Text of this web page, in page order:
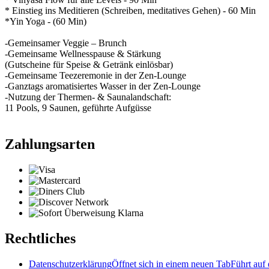
* Einstieg ins Meditieren (Schreiben, meditatives Gehen) - 60 Min
*Yin Yoga - (60 Min)
-Gemeinsamer Veggie – Brunch
-Gemeinsame Wellnesspause & Stärkung
(Gutscheine für Speise & Getränk einlösbar)
-Gemeinsame Teezeremonie in der Zen-Lounge
-Ganztags aromatisiertes Wasser in der Zen-Lounge
-Nutzung der Thermen- & Saunalandschaft:
11 Pools, 9 Saunen, geführte Aufgüsse
Zahlungsarten
Rechtliches
DatenschutzerklärungÖffnet sich in einem neuen TabFührt auf